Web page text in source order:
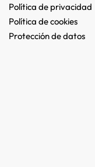
Política de privacidad
Política de cookies
Protección de datos